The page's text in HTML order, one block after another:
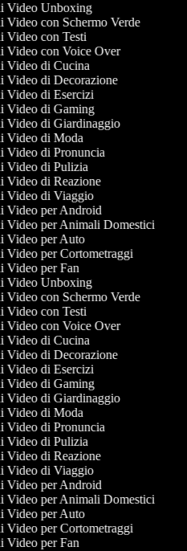
Video Unboxing
Video con Schermo Verde
Video con Testi
Video con Voice Over
Video di Cucina
Video di Decorazione
Video di Esercizi
Video di Gaming
Video di Giardinaggio
Video di Moda
Video di Pronuncia
Video di Pulizia
Video di Reazione
Video di Viaggio
Video per Android
Video per Animali Domestici
Video per Auto
Video per Cortometraggi
Video per Fan
Video Unboxing
Video con Schermo Verde
Video con Testi
Video con Voice Over
Video di Cucina
Video di Decorazione
Video di Esercizi
Video di Gaming
Video di Giardinaggio
Video di Moda
Video di Pronuncia
Video di Pulizia
Video di Reazione
Video di Viaggio
Video per Android
Video per Animali Domestici
Video per Auto
Video per Cortometraggi
Video per Fan